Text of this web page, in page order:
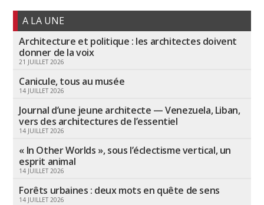
A LA UNE
Architecture et politique : les architectes doivent
donner de la voix
21 JUILLET 2026
Canicule, tous au musée
14 JUILLET 2026
Journal d’une jeune architecte — Venezuela, Liban,
vers des architectures de l’essentiel
14 JUILLET 2026
« In Other Worlds », sous l’éclectisme vertical, un
esprit animal
14 JUILLET 2026
Forêts urbaines : deux mots en quête de sens
14 JUILLET 2026